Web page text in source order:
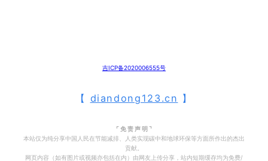
吉ICP备2020006555号
【 diandong123.cn 】
⌜ 免 责 声 明 ⌝
本站仅为纯分享中国人民在节能减排、人类实现碳中和地球环保等方面所作出的杰出
贡献。
网页内容（如有图片或视频亦包括在内）由网友上传分享，站内短期缓存均为免费/